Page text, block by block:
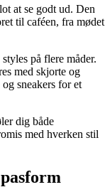
at se godt ud. Den
til caféen, fra mødet
på flere måder.
med skjorte og
sneakers for et
dig både
med hverken stil